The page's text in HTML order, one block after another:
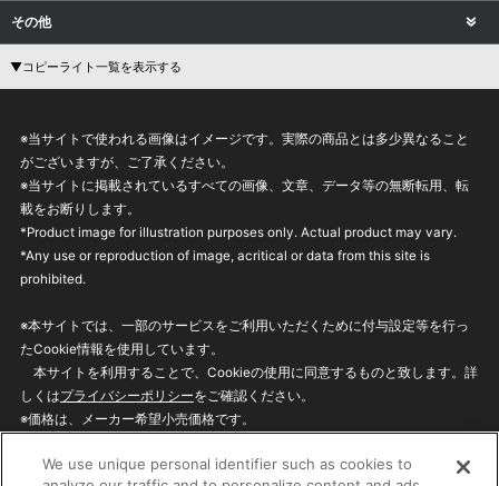
その他
▼コピーライト一覧を表示する
※当サイトで使われる画像はイメージです。実際の商品とは多少異なること
がございますが、ご了承ください。
※当サイトに掲載されているすべての画像、文章、データ等の無断転用、転
載をお断りします。
*Product image for illustration purposes only. Actual product may vary.
*Any use or reproduction of image, acritical or data from this site is
prohibited.
※本サイトでは、一部のサービスをご利用いただくために付与設定等を行っ
たCookie情報を使用しています。
本サイトを利用することで、Cookieの使用に同意するものと致します。詳
しくはプライバシーポリシーをご確認ください。
※価格は、メーカー希望小売価格です。
ざいますのでご了承ください。
We use unique personal identifier such as cookies to